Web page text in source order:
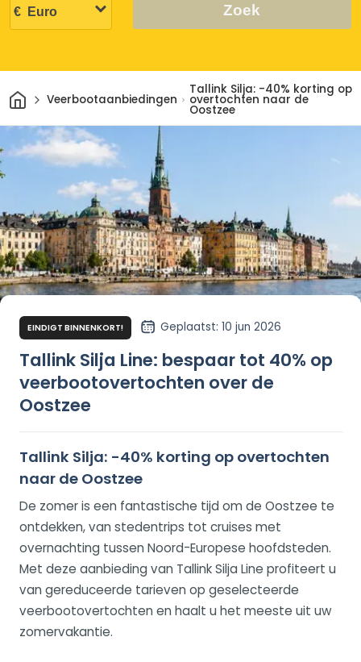
Zoek
ThuisVeerbootaanbiedingen
Tallink Silja: -40% korting op
overtochten naar de
Oostzee
EINDIGT BINNENKORT! Geplaatst: 10 jun 2026
Tallink Silja Line: bespaar tot 40% op
veerbootovertochten over de
Oostzee
Tallink Silja: -40% korting op overtochten
naar de Oostzee
De zomer is een fantastische tijd om de Oostzee te
ontdekken, van stedentrips tot cruises met
overnachting tussen Noord-Europese hoofdsteden.
Met deze aanbieding van Tallink Silja Line profiteert u
van gereduceerde tarieven op geselecteerde
veerbootovertochten en haalt u het meeste uit uw
zomervakantie.